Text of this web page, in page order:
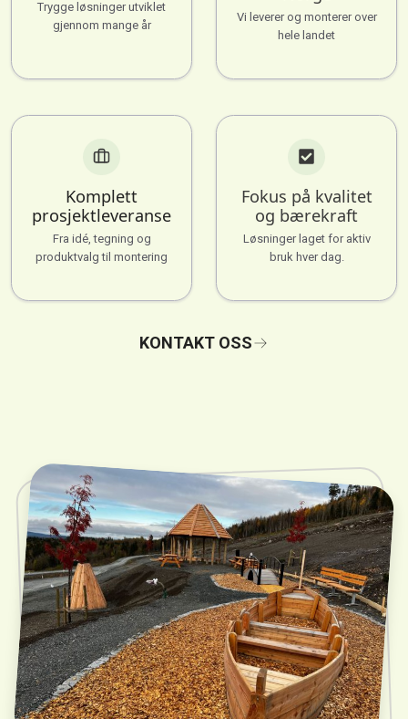
Trygge løsninger utviklet
gjennom mange år
Vi leverer og monterer over
hele landet
Komplett
prosjektleveranse
Fra idé, tegning og
produktvalg til montering
Fokus på kvalitet
og bærekraft
Løsninger laget for aktiv
bruk hver dag.
KONTAKT OSS